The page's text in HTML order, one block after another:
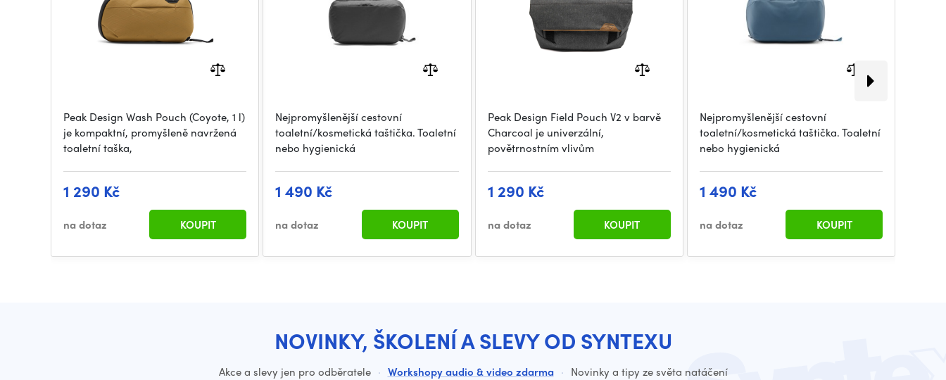
Peak Design Wash Pouch (Coyote, 1 l)
je kompaktní, promyšleně navržená
toaletní taška,
1 290 Kč
na dotaz KOUPIT
Nejpromyšlenější cestovní
toaletní/kosmetická taštička. Toaletní
nebo hygienická
1 490 Kč
na dotaz KOUPIT
Peak Design Field Pouch V2 v barvě
Charcoal je univerzální,
povětrnostním vlivům
1 290 Kč
na dotaz KOUPIT
Nejpromyšlenější cestovní
toaletní/kosmetická taštička. Toaletní
nebo hygienická
1 490 Kč
na dotaz KOUPIT
NOVINKY, ŠKOLENÍ A SLEVY OD SYNTEXU
Akce a slevy jen pro odběratele · Workshopy audio & video zdarma · Novinky a tipy ze světa natáčení